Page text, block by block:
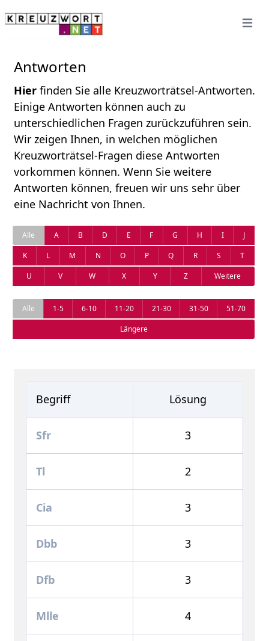
Open
Antworten
Hier finden Sie alle Kreuzworträtsel-Antworten.
Einige Antworten können auch zu
unterschiedlichen Fragen zurückzuführen sein.
Wir zeigen Ihnen, in welchen möglichen
Kreuzworträtsel-Fragen diese Antworten
vorkommen können. Wenn Sie weitere
Antworten können, freuen wir uns sehr über
eine Nachricht von Ihnen.
Alle A B D E F G H I
J
K
L M N O P Q R S
T
U
V W X Y Z Weitere
Alle 1-5 6-10 11-20 21-30 31-50
51-70
Längere
Begriff Lösung
Sfr 3
Tl 2
Cia 3
Dbb 3
Dfb 3
Mlle 4